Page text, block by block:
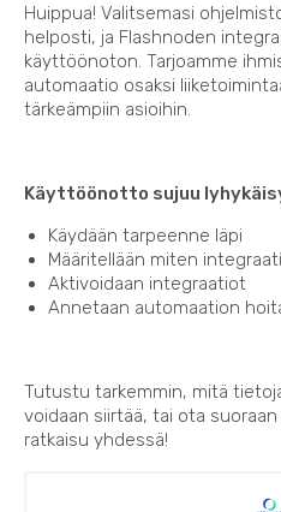
Huippua! Valitsemasi
helposti, ja Flashnoden
käyttöönoton. Tarjoamme
automaatio osaksi
tärkeämpiin asioihin.
Käyttöönotto sujuu
Käydään tarpeenne läpi
Määritellään miten
Aktivoidaan integraatiot
Annetaan automaation
Tutustu tarkemmin, mitä
voidaan siirtää, tai ota
ratkaisu yhdessä!